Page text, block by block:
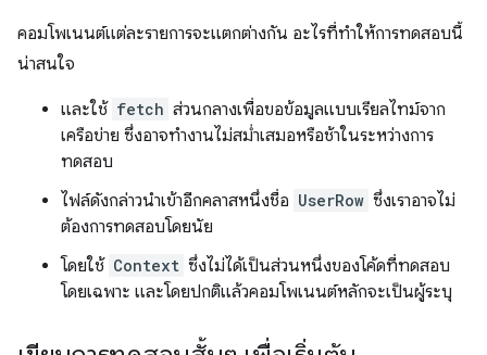
คอมโพเนนต์แต่ละรายการจะแตกต่างกัน อะไรที่ทำให้การทดสอบนี้
น่าสนใจ
และใช้ fetch ส่วนกลางเพื่อขอข้อมูลแบบเรียลไทม์จาก
เครือข่าย ซึ่งอาจทำงานไม่สม่ำเสมอหรือช้าในระหว่างการ
ทดสอบ
ไฟล์ดังกล่าวนําเข้าอีกคลาสหนึ่งชื่อ UserRow ซึ่งเราอาจไม่
ต้องการทดสอบโดยนัย
โดยใช้ Context ซึ่งไม่ได้เป็นส่วนหนึ่งของโค้ดที่ทดสอบ
โดยเฉพาะ และโดยปกติแล้วคอมโพเนนต์หลักจะเป็นผู้ระบุ